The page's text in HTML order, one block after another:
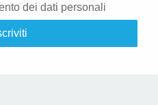
dei dati personali